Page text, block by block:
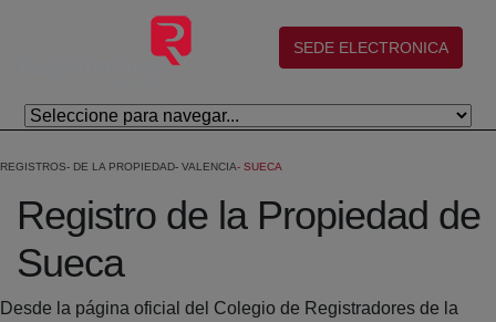
Skip to Main Content
(abre en nueva ventana)
SEDE ELECTRONICA
REGISTROS DE LA PROPIEDAD VALENCIA SUECA
Registro de la Propiedad de
Sueca
Desde la página oficial del Colegio de Registradores de la